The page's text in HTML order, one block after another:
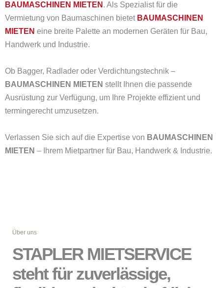
BAUMASCHINEN MIETEN . Als Spezialist für die
Vermietung von Baumaschinen bietet BAUMASCHINEN
MIETEN eine breite Palette an modernen Geräten für Bau,
Handwerk und Industrie.
Ob Bagger, Radlader oder Verdichtungstechnik –
BAUMASCHINEN MIETEN stellt Ihnen die passende
Ausrüstung zur Verfügung, um Ihre Projekte effizient und
termingerecht umzusetzen.
Verlassen Sie sich auf die Expertise von BAUMASCHINEN
MIETEN – Ihrem Mietpartner für Bau, Handwerk & Industrie.
Über uns
STAPLER MIETSERVICE
steht für zuverlässige,